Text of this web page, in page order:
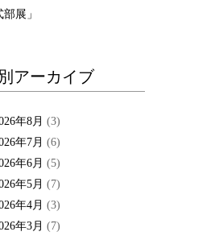
部展」
アーカイブ
年8月 (3)
年7月 (6)
年6月 (5)
年5月 (7)
年4月 (3)
年3月 (7)